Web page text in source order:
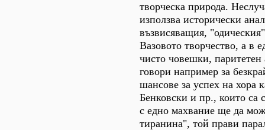
творческа природа.
използва исторически
възвисяващия,
Вазовото творчество, а в
чисто човешки, паритетен
говори например за
шансове за успех на хора
Бенковски и пр., които са
с едно махвание ще да
тиранина", той прави